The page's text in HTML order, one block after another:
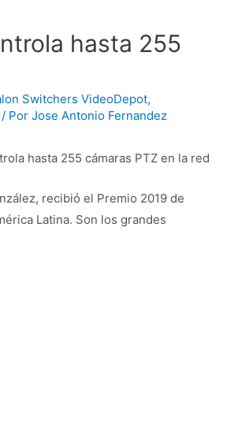
hasta 255
Switchers VideoDepot,
/ PorJose Antonio Fernandez
hasta 255 cámaras PTZ en la red
recibió el Premio 2019 de
Latina. Son los grandes